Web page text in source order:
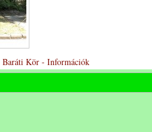
Baráti Kör - Információk